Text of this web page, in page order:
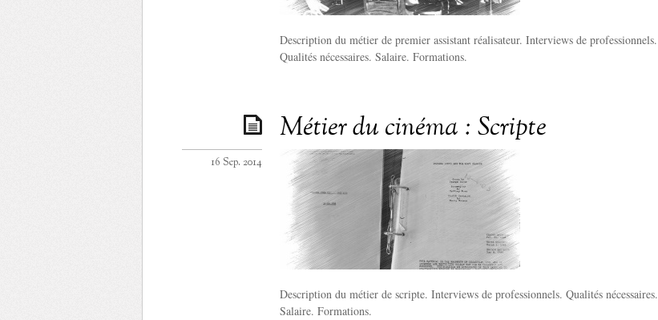
Description du métier de premier assistant réalisateur. Interviews de professionnels.
Qualités nécessaires. Salaire. Formations.
Métier du cinéma : Scripte
16 Sep. 2014
Description du métier de scripte. Interviews de professionnels. Qualités nécessaires.
Salaire. Formations.